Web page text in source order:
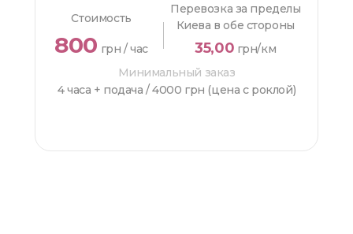
Стоимость
800 грн / час
Перевозка за пределы
Киева в обе стороны
35,00 грн/км
Минимальный заказ
4 часа + подача /4000 грн (цена с роклой)